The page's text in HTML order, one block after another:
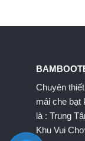
Chuyên
mái che bạt
là : Trung
Khu Vui